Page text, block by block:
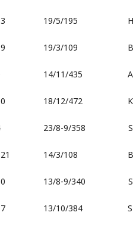
33 19/5/195 Húsv.
39 19/3/109 Böjt
10 14/11/435
30 18/12/472 Kar 2.
14 23/8-9/358
21 14/3/108 Böjt 2.
30 13/8-9/340
37 13/10/384